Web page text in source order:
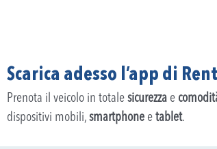
Scarica adesso l’app di
Prenota il veicolo in totale sicurezzae
dispositivi mobili, smartphonee tablet.